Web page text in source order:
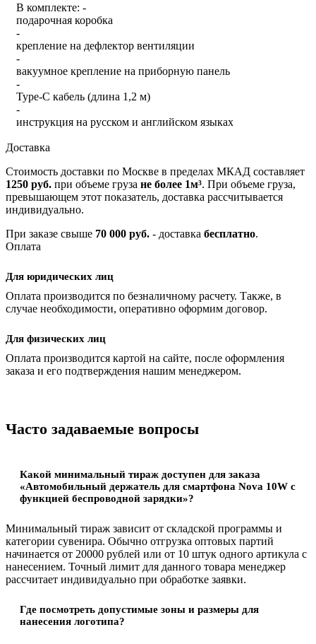
В комплекте: -
подарочная коробка
-
крепление на дефлектор вентиляции
-
вакуумное крепление на приборную панель
-
Type-C кабель (длина 1,2 м)
-
инструкция на русском и английском языках
Доставка
Стоимость доставки по Москве в пределах МКАД составляет
1250 руб. при объеме груза не более 1м³. При объеме груза,
превышающем этот показатель, доставка рассчитывается
индивидуально.
При заказе свыше 70 000 руб. - доставка бесплатно.
Оплата
Для юридических лиц
Оплата производится по безналичному расчету. Также, в
случае необходимости, оперативно оформим договор.
Для физических лиц
Оплата производится картой на сайте, после оформления
заказа и его подтверждения нашим менеджером.
Часто задаваемые вопросы
Какой минимальный тираж доступен для заказа
«Автомобильный держатель для смартфона Nova 10W с
функцией беспроводной зарядки»?
Минимальный тираж зависит от складской программы и
категории сувенира. Обычно отгрузка оптовых партий
начинается от 20000 рублей или от 10 штук одного артикула с
нанесением. Точный лимит для данного товара менеджер
рассчитает индивидуально при обработке заявки.
Где посмотреть допустимые зоны и размеры для
нанесения логотипа?